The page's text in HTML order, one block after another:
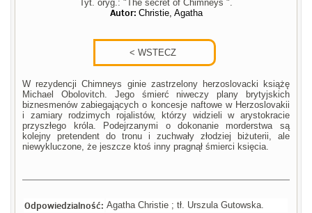
Tyt. oryg.: "The secret of Chimneys ".
Autor: Christie, Agatha
W rezydencji Chimneys ginie zastrzelony herzoslovacki książę
Michael Obolovitch. Jego śmierć niweczy plany brytyjskich
biznesmenów zabiegających o koncesje naftowe w Herzoslovakii
i zamiary rodzimych rojalistów, którzy widzieli w arystokracie
przyszłego króla. Podejrzanymi o dokonanie morderstwa są
kolejny pretendent do tronu i zuchwały złodziej biżuterii, ale
niewykluczone, że jeszcze ktoś inny pragnął śmierci księcia.
Odpowiedzialność: Agatha Christie ; tł. Urszula Gutowska.